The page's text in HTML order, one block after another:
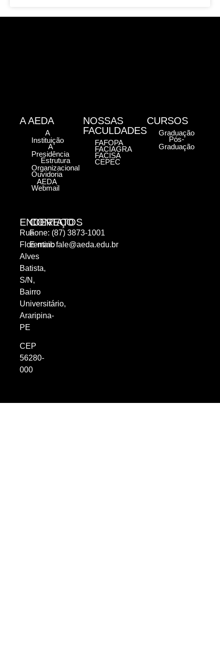
ENDEREÇO
Rua
Florentino
Alves
Batista,
S/N,
Bairro
Universitário,
Araripina-
PE
CEP
56280-
000
CONTATOS
Fone: (87) 3873-1001
E-mail:fale@aeda.edu.br
A AEDA
A
Instituição
A
Presidência
Estrutura
Organizacional
Ouvidoria
AEDA
Webmail
NOSSAS
FACULDADES
FAFOPA
FACIAGRA
FACISA
CEPEC
CURSOS
Graduação
Pós-
Graduação